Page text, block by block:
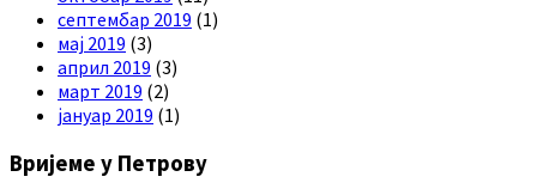
септембар 2019 (1)
мај 2019 (3)
април 2019 (3)
март 2019 (2)
јануар 2019 (1)
Вријеме у Петрову